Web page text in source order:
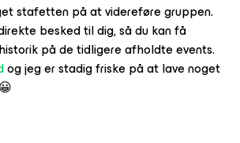
stafetten på at videreføre gruppen.
besked til dig, så du kan få
på de tidligere afholdte events.
og jeg er stadig friske på at lave noget